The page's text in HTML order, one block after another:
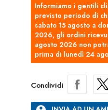
Informiamo i gentili
previsto periodo di
sabato 15 agosto a
2026, gli ordini
agosto 2026 non
prima di lunedì 24
Condividi